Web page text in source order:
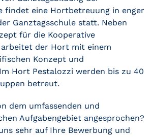
findet eine Hortbetreuung in enger
Ganztagsschule statt. Neben
für die Kooperative
der Hort mit einem
Konzept und
Hort Pestalozzi werden bis zu 40
betreut.
dem umfassenden und
Aufgabengebiet angesprochen?
sehr auf Ihre Bewerbung und